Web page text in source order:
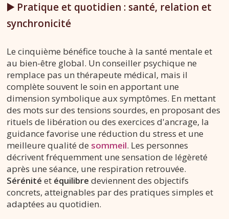
▶️ Pratique et quotidien : santé, relation et
synchronicité
Le cinquième bénéfice touche à la santé mentale et
au bien-être global. Un conseiller psychique ne
remplace pas un thérapeute médical, mais il
complète souvent le soin en apportant une
dimension symbolique aux symptômes. En mettant
des mots sur des tensions sourdes, en proposant des
rituels de libération ou des exercices d'ancrage, la
guidance favorise une réduction du stress et une
meilleure qualité de sommeil. Les personnes
décrivent fréquemment une sensation de légèreté
après une séance, une respiration retrouvée.
Sérénité et équilibre deviennent des objectifs
concrets, atteignables par des pratiques simples et
adaptées au quotidien.